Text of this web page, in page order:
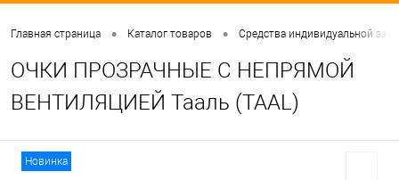
Главная страница • Каталог товаров • Средства индивидуальной
ОЧКИ ПРОЗРАЧНЫЕ С НЕПРЯМОЙ
ВЕНТИЛЯЦИЕЙ Тааль (TAAL)
Новинка